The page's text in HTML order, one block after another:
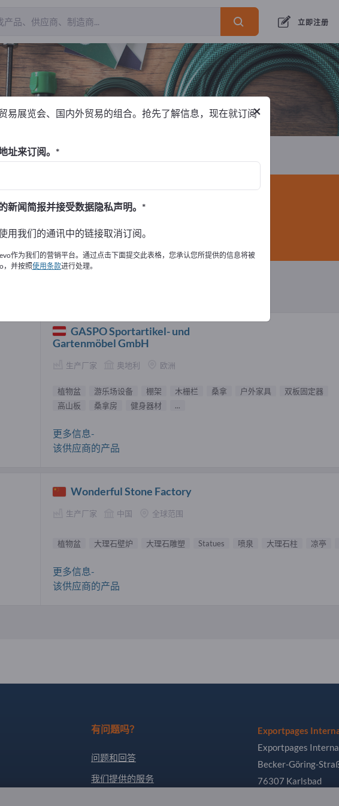
立即注册
出口商2
資訊。
(2)
GASPO Sportartikel- und
Gartenmöbel GmbH
生产厂家 奥地利 欧洲
植物盆 游乐场设备 棚架 木栅栏 桑拿 户外家具
双板固定器
高山板
桑拿房 健身器材 ...
更多信息-
该供应商的产品
Wonderful Stone Factory
生产厂家 中国 全球范围
植物盆 大理石壁炉 大理石雕塑 Statues 喷泉 大理石柱 凉亭
更多信息-
该供应商的产品
有问题吗？
问题和回答
我们提供的服务
Exportpages
Exportpages
Becker-Göring-
76307 Karlsbad
×
易展览会、国内外贸易的组合。抢先了解信息，现在就订阅
址来订阅。
新闻简报并接受数据隐私声明。
用我们的通讯中的链接取消订阅。
作为我们的营销平台。通过点击下面提交此表格，您承认您所提供的信息将被
，并按照使用条款进行处理。